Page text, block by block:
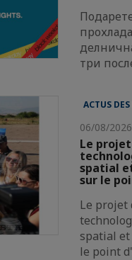
три
ACTUS
06/08/2026
Le
spatial
sur le
Le projet
spatial et
le point